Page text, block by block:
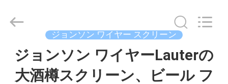
Product
Limited.
Reserved.
ジョンソン ワイヤー スクリーン
ジョンソン ワイヤーLauterの
大酒樽スクリーン、ビール フ